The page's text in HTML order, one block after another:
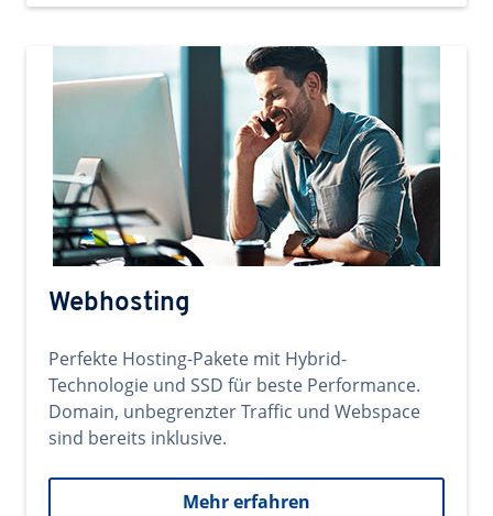
Webhosting
Perfekte Hosting-Pakete mit Hybrid-
Technologie und SSD für beste Performance.
Domain, unbegrenzter Traffic und Webspace
sind bereits inklusive.
Mehr erfahren